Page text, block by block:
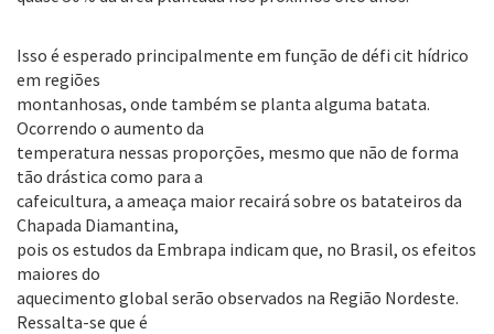
Isso é esperado principalmente em função de défi cit hídrico
em regiões
montanhosas, onde também se planta alguma batata.
Ocorrendo o aumento da
temperatura nessas proporções, mesmo que não de forma
tão drástica como para a
cafeicultura, a ameaça maior recairá sobre os batateiros da
Chapada Diamantina,
pois os estudos da Embrapa indicam que, no Brasil, os efeitos
maiores do
aquecimento global serão observados na Região Nordeste.
Ressalta-se que é